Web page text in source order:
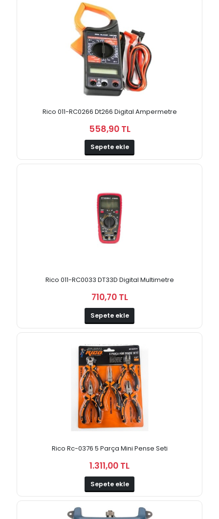
Rico 011-RC0266 Dt266 Digital Ampermetre
558,90 TL
Sepete ekle
Rico 011-RC0033 DT33D Digital Multimetre
710,70 TL
Sepete ekle
Rico Rc-0376 5 Parça Mini Pense Seti
1.311,00 TL
Sepete ekle